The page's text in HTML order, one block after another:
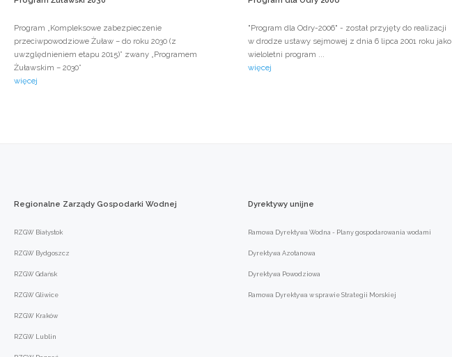
Program „Kompleksowe zabezpieczenie
przeciwpowodziowe Żuław – do roku 2030 (z
uwzględnieniem etapu 2015)” zwany „Programem
Żuławskim – 2030”
więcej
"Program dla Odry-2006" - został przyjęty do realizacji
w drodze ustawy sejmowej z dnia 6 lipca 2001 roku jako
wieloletni program ...
więcej
Regionalne Zarządy Gospodarki Wodnej
RZGW Białystok
RZGW Bydgoszcz
RZGW Gdańsk
RZGW Gliwice
RZGW Kraków
RZGW Lublin
Dyrektywy unijne
Ramowa Dyrektywa Wodna - Plany gospodarowania wodami
Dyrektywa Azotanowa
Dyrektywa Powodziowa
Ramowa Dyrektywa w sprawie Strategii Morskiej